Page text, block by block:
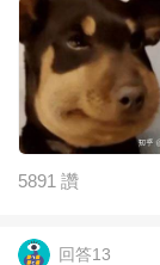
5891 讚
回答13